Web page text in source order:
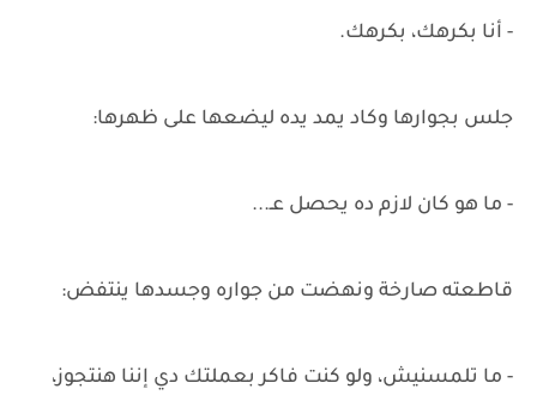
- أنا بكرهك، بكرهك.
جلس بجوارها وكاد يمد يده ليضعها على ظهرها:
- ما هو كان لازم ده يحصل عـ...
قاطعته صارخة ونهضت من جواره وجسدها ينتفض:
- ما تلمسنيش، ولو كنت فاكر بعملتك دي إننا هنتجوز،